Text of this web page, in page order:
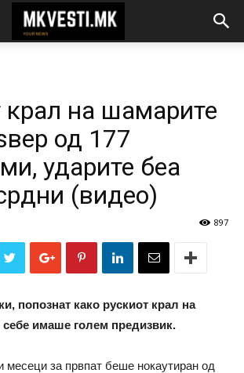
крал на шамарите
од 177
ударите беа
(видео)
897
попознат како рускиот крал на
имаше голем предизвик.
месеци за првпат беше нокаутиран од